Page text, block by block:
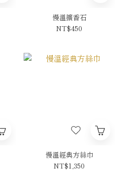
慢溫擴香石
NT$450
慢溫經典方絲巾
NT$1,350